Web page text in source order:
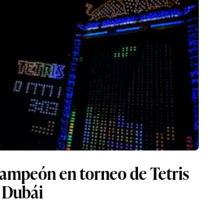
en torneo de Tetris